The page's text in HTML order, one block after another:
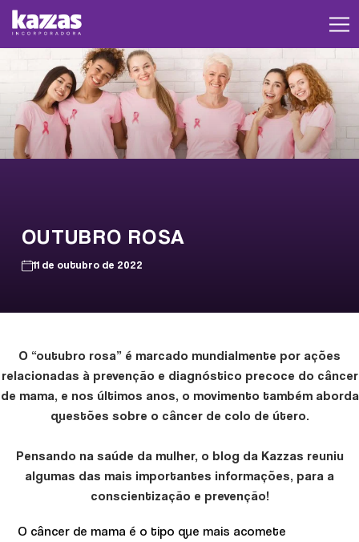
OUTUBRO ROSA
11 de outubro de 2022
O “outubro rosa” é marcado mundialmente por ações
relacionadas à prevenção e diagnóstico precoce do câncer
de mama, e nos últimos anos, o movimento também aborda
questões sobre o câncer de colo de útero.
Pensando na saúde da mulher, o blog da Kazzas reuniu
algumas das mais importantes informações, para a
conscientização e prevenção!
O câncer de mama é o tipo que mais acomete